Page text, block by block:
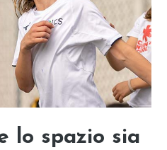
lo spazio sia